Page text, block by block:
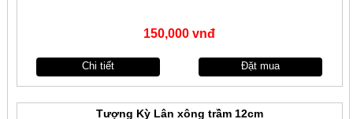
150,000 vnđ
Chi tiết Đặt mua
Tượng Kỳ Lân xông trầm 12cm